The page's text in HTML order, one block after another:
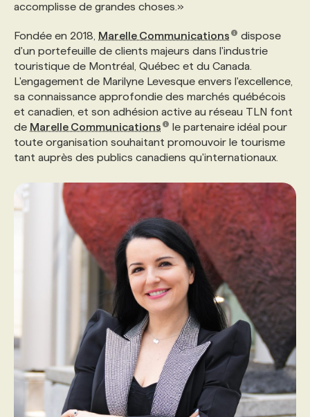
accomplisse de grandes choses.»
Fondée en 2018, Marelle Communications
dispose
d'un portefeuille de clients majeurs dans l'industrie
touristique de Montréal, Québec et du Canada.
L'engagement de Marilyne Levesque envers l'excellence,
sa connaissance approfondie des marchés québécois
et canadien, et son adhésion active au réseau TLN font
de Marelle Communications
le partenaire idéal pour
toute organisation souhaitant promouvoir le tourisme
tant auprès des publics canadiens qu'internationaux.